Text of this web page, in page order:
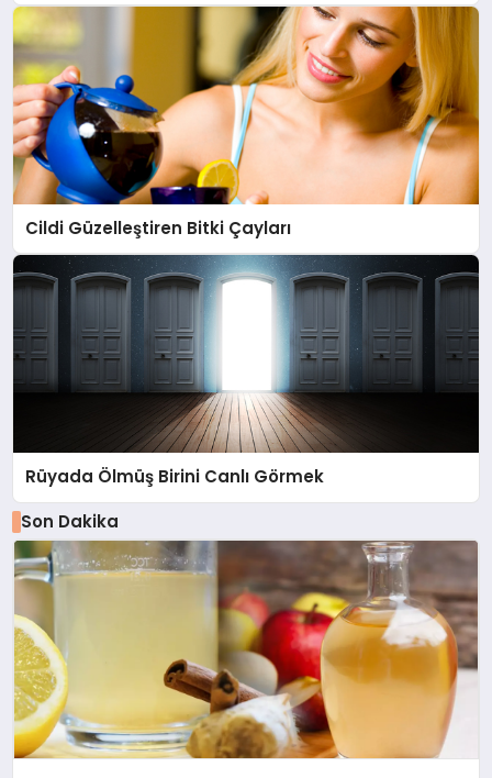
Cildi Güzelleştiren Bitki Çayları
Rüyada Ölmüş Birini Canlı Görmek
Son Dakika